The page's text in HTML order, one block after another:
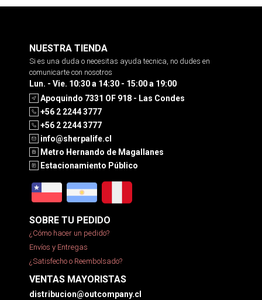
NUESTRA TIENDA
Si es una duda o necesitas ayuda tecnica, no dudes en
comunicarte con nosotros
Lun. - Vie. 10:30 a 14:30 - 15:00 a 19:00
Apoquindo 7331 OF 918 - Las Condes
+56 2 2244 3777
+56 2 2244 3777
info@sherpalife.cl
Metro Hernando de Magallanes
Estacionamiento Público
SOBRE TU PEDIDO
¿Cómo hacer un pedido?
Envíos y Entregas
¿Satisfecho o Reembolsado?
VENTAS MAYORISTAS
distribucion@outcompany.cl